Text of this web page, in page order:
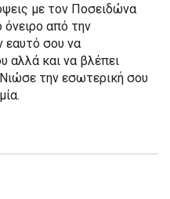
με τον Ποσειδώνα
όνειρο από την
εαυτό σου να
αλλά και να βλέπει
την εσωτερική σου